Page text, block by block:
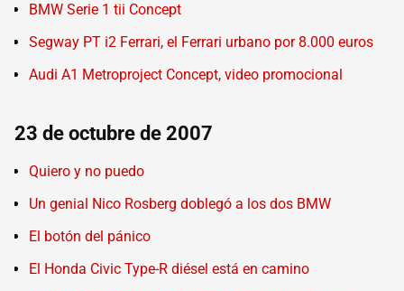
BMW Serie 1 tii Concept
Segway PT i2 Ferrari, el Ferrari urbano por 8.000 euros
Audi A1 Metroproject Concept, video promocional
23 de octubre de 2007
Quiero y no puedo
Un genial Nico Rosberg doblegó a los dos BMW
El botón del pánico
El Honda Civic Type-R diésel está en camino